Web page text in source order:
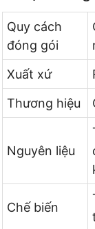
Quy cách
đóng gói
Xuất xứ
Thương hiệu
Nguyên liệu
Chế biến